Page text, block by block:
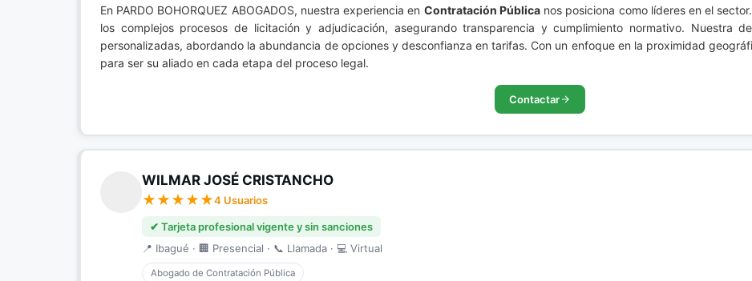
En PARDO BOHORQUEZ ABOGADOS, nuestra experiencia en Contratación Públicanos posiciona como líderes en el
los complejos procesos de licitación y adjudicación, asegurando transparencia y cumplimiento normativo. Nuestra
personalizadas, abordando la abundancia de opciones y desconfianza en tarifas. Con un enfoque en la proximidad
para ser su aliado en cada etapa del proceso legal.
Contactar
WILMAR JOSÉ CRISTANCHO
4 Usuarios
✔ Tarjeta profesional vigente y sin sanciones
📍 Ibagué · 🏢 Presencial · 📞 Llamada · 💻 Virtual
Abogado de Contratación Pública